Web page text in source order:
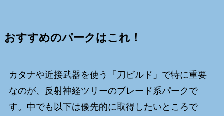
おすすめのパークはこれ！
カタナや近接武器を使う「刀ビルド」で特に重要
なのが、反射神経ツリーのブレード系パークで
す。中でも以下は優先的に取得したいところで